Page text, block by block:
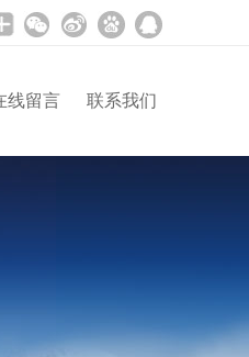
线留言 联系我们